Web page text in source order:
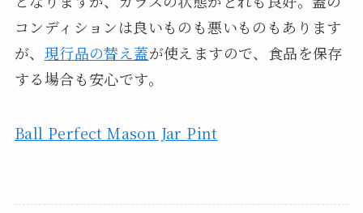
コンディションは良いものも悪いものもあります
が、 現行品の替え蓋が使えますので、食品を保存
する場合も安心です。
Ball Perfect Mason Jar Pint